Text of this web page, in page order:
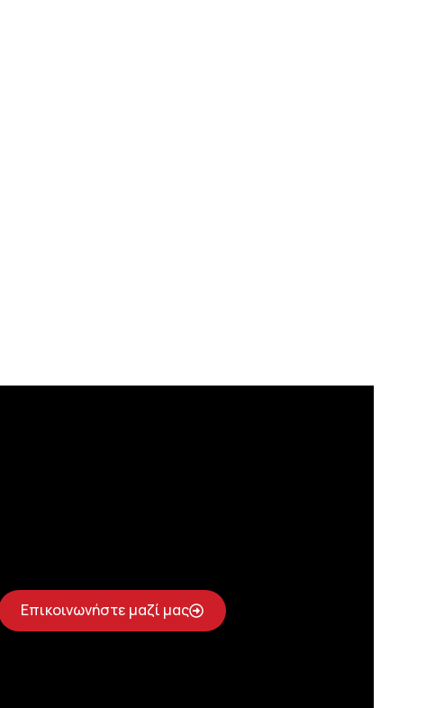
Επικοινωνήστε μαζί μας